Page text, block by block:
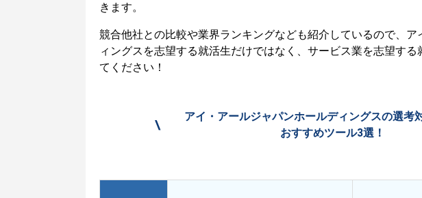
きます。
競合他社との比較や業界ランキングなども紹介しているので、
ィングスを志望する就活生だけではなく、サービス業を志望す
てください！
\
アイ・アールジャパンホールディングスの選考
おすすめツール3選！